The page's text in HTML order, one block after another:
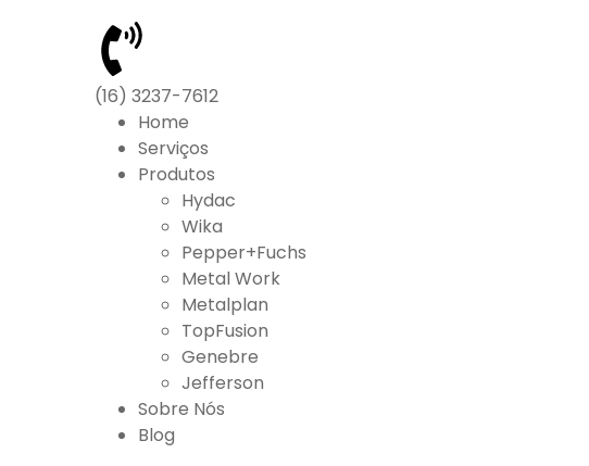
(16) 3237-7612
Home
Serviços
Produtos
Hydac
Wika
Pepper+Fuchs
Metal Work
Metalplan
TopFusion
Genebre
Jefferson
Sobre Nós
Blog